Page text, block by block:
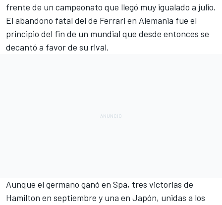
frente de un campeonato que llegó muy igualado a julio.
El abandono fatal del de Ferrari en Alemania fue el
principio del fin de un mundial que desde entonces se
decantó a favor de su rival.
Aunque el germano ganó en Spa, tres victorias de
Hamilton en septiembre y una en Japón, unidas a los